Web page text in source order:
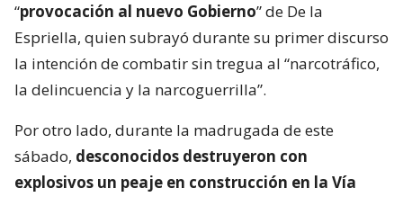
“provocación al nuevo Gobierno” de De la
Espriella, quien subrayó durante su primer discurso
la intención de combatir sin tregua al “narcotráfico,
la delincuencia y la narcoguerrilla”.
Por otro lado, durante la madrugada de este
sábado, desconocidos destruyeron con
explosivos un peaje en construcción en la Vía